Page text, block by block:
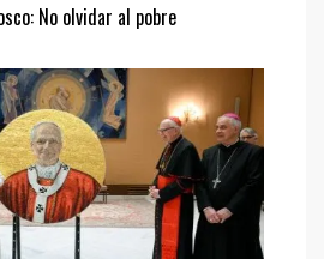
No olvidar al pobre